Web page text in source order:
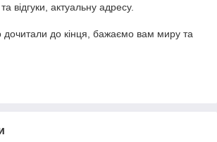
відгуки, актуальну адресу.
до кінця, бажаємо вам миру та